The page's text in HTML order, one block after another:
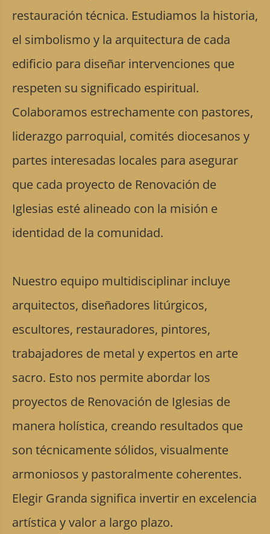
restauración técnica. Estudiamos la historia,
el simbolismo y la arquitectura de cada
edificio para diseñar intervenciones que
respeten su significado espiritual.
Colaboramos estrechamente con pastores,
liderazgo parroquial, comités diocesanos y
partes interesadas locales para asegurar
que cada proyecto de Renovación de
Iglesias esté alineado con la misión e
identidad de la comunidad.
Nuestro equipo multidisciplinar incluye
arquitectos, diseñadores litúrgicos,
escultores, restauradores, pintores,
trabajadores de metal y expertos en arte
sacro. Esto nos permite abordar los
proyectos de Renovación de Iglesias de
manera holística, creando resultados que
son técnicamente sólidos, visualmente
armoniosos y pastoralmente coherentes.
Elegir Granda significa invertir en excelencia
artística y valor a largo plazo.